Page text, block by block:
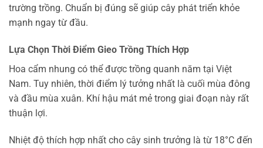
trường trồng. Chuẩn bị đúng sẽ giúp cây phát triển khỏe
mạnh ngay từ đầu.
Lựa Chọn Thời Điểm Gieo Trồng Thích Hợp
Hoa cẩm nhung có thể được trồng quanh năm tại Việt
Nam. Tuy nhiên, thời điểm lý tưởng nhất là cuối mùa đông
và đầu mùa xuân. Khí hậu mát mẻ trong giai đoạn này rất
thuận lợi.
Nhiệt độ thích hợp nhất cho cây sinh trưởng là từ 18°C đến